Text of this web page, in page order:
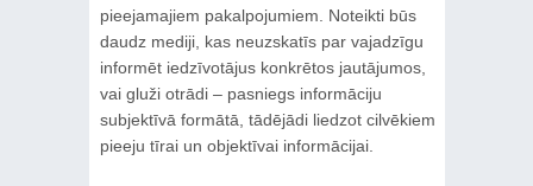
pieejamajiem pakalpojumiem. Noteikti būs
daudz mediji, kas neuzskatīs par vajadzīgu
informēt iedzīvotājus konkrētos jautājumos,
vai gluži otrādi – pasniegs informāciju
subjektīvā formātā, tādējādi liedzot cilvēkiem
pieeju tīrai un objektīvai informācijai.